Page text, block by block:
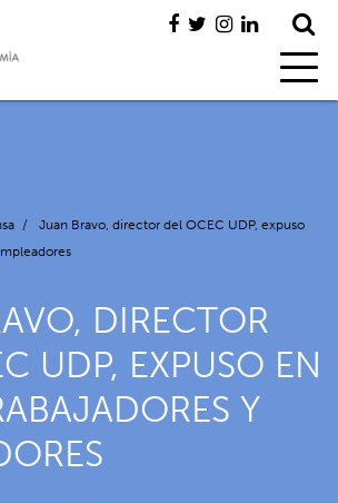
/
Juan Bravo, director del OCEC UDP, expuso
DIRECTOR
UDP, EXPUSO EN
Y